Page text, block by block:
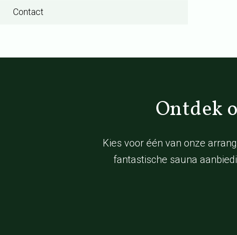
Contact
Ontdek
Kies voor één van onze
fantastische sauna